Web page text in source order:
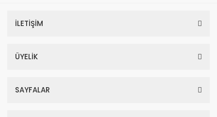
İLETİŞİM
ÜYELİK
SAYFALAR